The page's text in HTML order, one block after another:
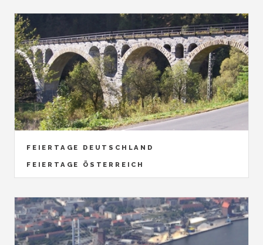
FEIERTAGE DEUTSCHLAND
FEIERTAGE ÖSTERREICH